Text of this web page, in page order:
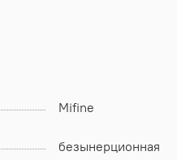
Mifine
безынерционная